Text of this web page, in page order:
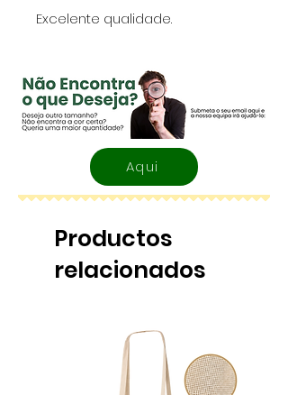
Excelente qualidade.
Aqui
Productos
relacionados